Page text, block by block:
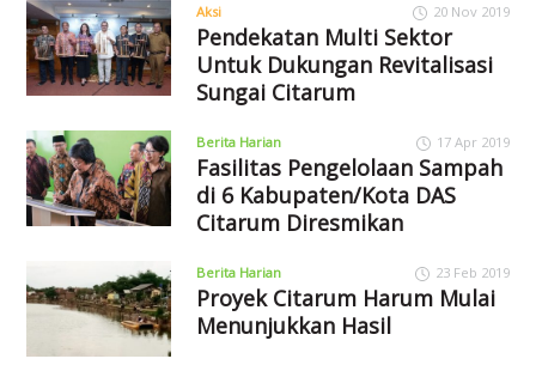
Aksi 20 Nov 2019
Pendekatan Multi Sektor
Untuk Dukungan Revitalisasi
Sungai Citarum
Berita Harian 17 Apr 2019
Fasilitas Pengelolaan Sampah
di 6 Kabupaten/Kota DAS
Citarum Diresmikan
Berita Harian 23 Feb 2019
Proyek Citarum Harum Mulai
Menunjukkan Hasil